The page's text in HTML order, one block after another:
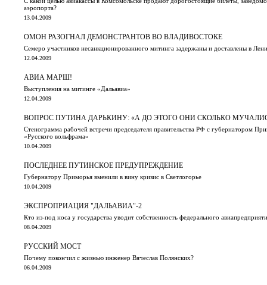
аэропорта?
13.04.2009
ОМОН РАЗОГНАЛ ДЕМОНСТРАНТОВ ВО ВЛАДИВОСТОКЕ
Семеро участников несанкционированного митинга задержаны и доставлены в
12.04.2009
АВИА МАРШ!
Выступления на митинге «Дальавиа»
12.04.2009
ВОПРОС ПУТИНА ДАРЬКИНУ: «А ДО ЭТОГО ОНИ СКОЛЬКО
Стенограмма рабочей встречи председателя правительства РФ с губернатором
«Русского вольфрама»
10.04.2009
ПОСЛЕДНЕЕ ПУТИНСКОЕ ПРЕДУПРЕЖДЕНИЕ
Губернатору Приморья вменили в вину кризис в Светлогорье
10.04.2009
ЭКСПРОПРИАЦИЯ "ДАЛЬАВИА"-2
Кто из-под носа у государства уводит собственность федерального
08.04.2009
РУССКИЙ МОСТ
Почему покончил с жизнью инженер Вячеслав Полянских?
06.04.2009